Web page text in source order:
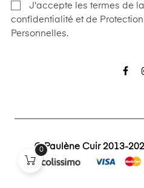
J'accepte les termes de
confidentialité et de
Personnelles.
© Paulène Cuir 2013-
0